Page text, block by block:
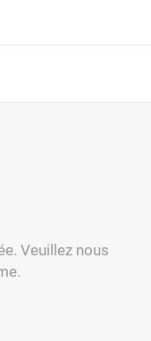
Veuillez nous